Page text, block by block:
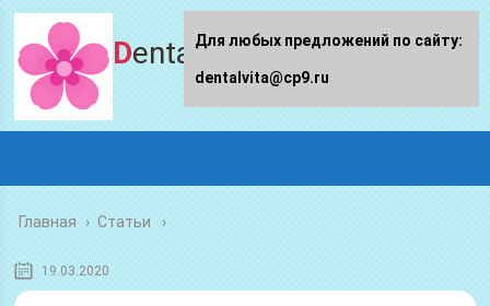
Dentalvita.ru
Главная › Статьи
19.03.2020
Для любых предложений по сайту:
dentalvita@cp9.ru